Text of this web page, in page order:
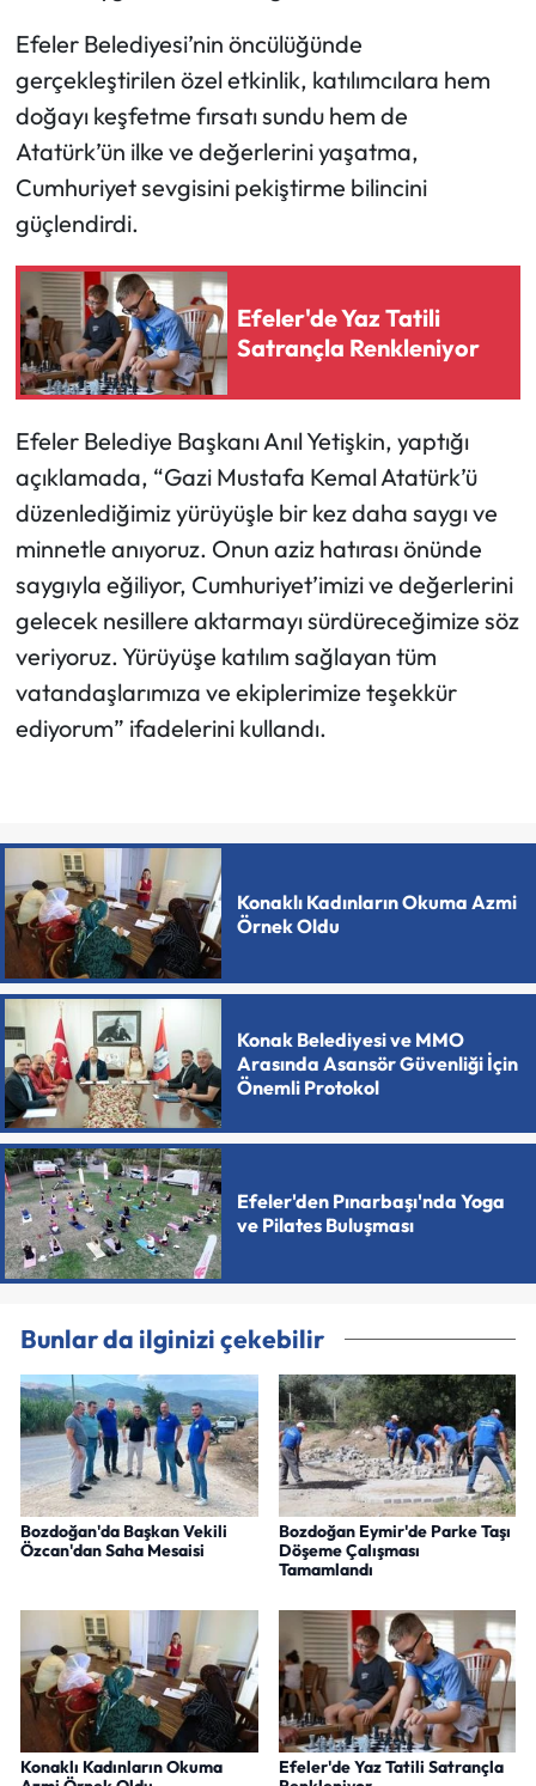
Efeler Belediyesi’nin öncülüğünde
gerçekleştirilen özel etkinlik, katılımcılara hem
doğayı keşfetme fırsatı sundu hem de
Atatürk’ün ilke ve değerlerini yaşatma,
Cumhuriyet sevgisini pekiştirme bilincini
güçlendirdi.
Efeler'de Yaz Tatili
Satrançla Renkleniyor
Efeler Belediye Başkanı Anıl Yetişkin, yaptığı
açıklamada, “Gazi Mustafa Kemal Atatürk’ü
düzenlediğimiz yürüyüşle bir kez daha saygı ve
minnetle anıyoruz. Onun aziz hatırası önünde
saygıyla eğiliyor, Cumhuriyet’imizi ve değerlerini
gelecek nesillere aktarmayı sürdüreceğimize söz
veriyoruz. Yürüyüşe katılım sağlayan tüm
vatandaşlarımıza ve ekiplerimize teşekkür
ediyorum” ifadelerini kullandı.
Konaklı Kadınların Okuma Azmi
Örnek Oldu
Konak Belediyesi ve MMO
Arasında Asansör Güvenliği İçin
Önemli Protokol
Efeler'den Pınarbaşı'nda Yoga
ve Pilates Buluşması
Bunlar da ilginizi çekebilir
Bozdoğan'da Başkan Vekili
Özcan'dan Saha Mesaisi
Bozdoğan Eymir'de Parke Taşı
Döşeme Çalışması
Tamamlandı
Konaklı Kadınların Okuma
Efeler'de Yaz Tatili Satrançla